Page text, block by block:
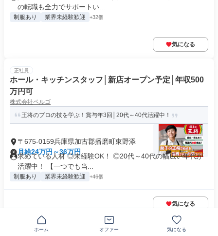
の転職も全力でサポートい...
制服あり 業界未経験歓迎 +32個
気になる
正社員
ホール・キッチンスタッフ│新店オープン予定│年収500
万円可
株式会社ペルゴ
王将のプロの技を学ぶ！賞与年3回│20代～40代活躍中！
〒675-0159兵庫県加古郡播磨町東野添
月給24万円～36万円
求めている人材 ◎未経験OK！ ◎20代～40代の幅広い年代が
活躍中！ 【一つでも当...
制服あり 業界未経験歓迎 +46個
気になる
ホーム オファー 気になる